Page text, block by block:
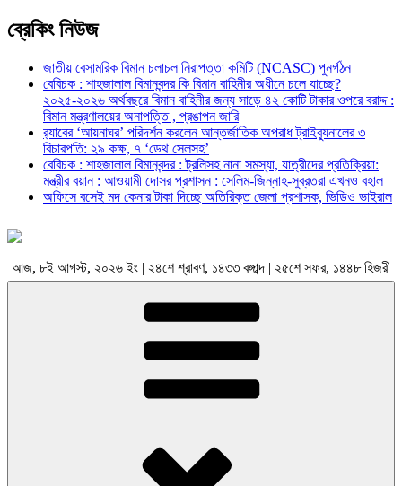
ব্রেকিং নিউজ
জাতীয় বেসামরিক বিমান চলাচল নিরাপত্তা কমিটি (NCASC) পুনর্গঠন
বেবিচক : শাহজালাল বিমানবন্দর কি বিমান বাহিনীর অধীনে চলে যাচ্ছে?
২০২৫-২০২৬ অর্থবছরে বিমান বাহিনীর জন্য সাড়ে ৪২ কোটি টাকার ওপরে বরাদ্দ :
বিমান মন্ত্রণালয়ের অনাপত্তি , প্রঙাপন জারি
র‍্যাবের ‘আয়নাঘর’ পরিদর্শন করলেন আন্তর্জাতিক অপরাধ ট্রাইব্যুনালের ৩
বিচারপতি: ২৯ কক্ষ, ৭ ‘ডেথ সেলসহ’
বেবিচক : শাহজালাল বিমানবন্দর : ট্রলিসহ নানা সমস্যা, যাত্রীদের প্রতিক্রিয়া:
মন্ত্রীর বয়ান : আওয়ামী দোসর প্রশাসন : সেলিম-জিন্নাহ-সুব্রতরা এখনও বহাল
অফিসে বসেই মদ কেনার টাকা দিচ্ছে অতিরিক্ত জেলা প্রশাসক, ভিডিও ভাইরাল
আজ, ৮ই আগস্ট, ২০২৬ ইং | ২৪শে শ্রাবণ, ১৪৩৩ বঙ্গাব্দ | ২৫শে সফর, ১৪৪৮ হিজরী